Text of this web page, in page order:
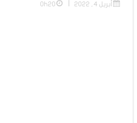
أبريل 4, 2022 0h20